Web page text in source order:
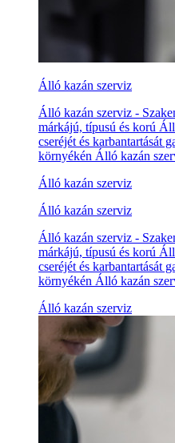
Álló kazán szerviz
Álló kazán szerviz -
márkájú, típusú és korú
cseréjét és karbantartását
környékén Álló kazán
Álló kazán szerviz
Álló kazán szerviz
Álló kazán szerviz -
márkájú, típusú és korú
cseréjét és karbantartását
környékén Álló kazán
Álló kazán szerviz